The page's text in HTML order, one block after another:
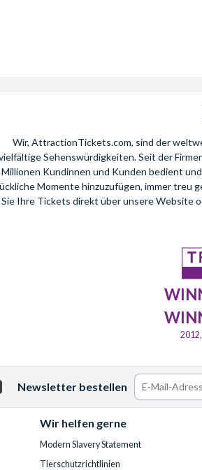
Wir, AttractionTickets.com, sind der
Sehenswürdigkeiten. Seit der
Millionen Kundinnen und Kunden bedient
Momente hinzuzufügen, immer treu
Sie Ihre Tickets direkt über unsere Website
Newsletter bestellen
Wir helfen gerne
Modern Slavery Statement
Tierschutzrichtlinien